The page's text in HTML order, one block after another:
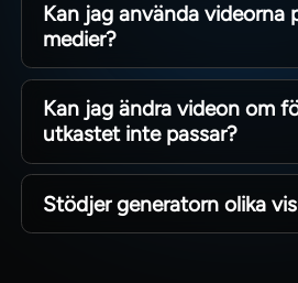
animationer. Närbilder
skarpa detaljer kvar.
Kan jag använda videorna
medier?
Ja, perfekt för Reels, reklam
Stödjer populära format som
bredbild för sociala plattformar.
Kan jag ändra videon om
utkastet inte passar?
Justera prompt, stil eller
klippet enkelt. Förbättra
omstarter.
Stödjer generatorn olika